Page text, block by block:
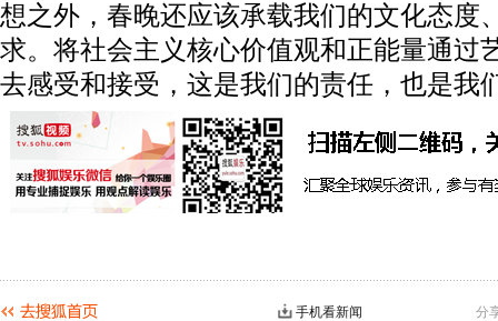
想之外，春晚还应该承载我们的文化态度
求。将社会主义核心价值观和正能量通过
去感受和接受，这是我们的责任，也是我
分
手机看新闻